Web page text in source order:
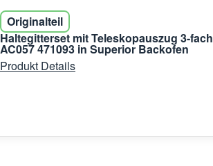
Originalteil
Haltegitterset mit Teleskopauszug 3-
AC057 471093 in Superior Backofen
Produkt Details